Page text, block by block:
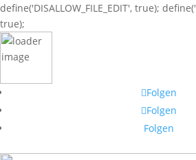
define('DISALLOW_FILE_EDIT', true);
true);
Folgen
Folgen
Folgen